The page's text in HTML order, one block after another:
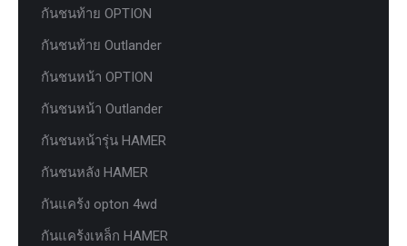
กันชนท้าย OPTION
กันชนท้าย Outlander
กันชนหน้า OPTION
กันชนหน้า Outlander
กันชนหน้ารุ่น HAMER
กันชนหลัง HAMER
กันแคร้ง opton 4wd
กันแคร้งเหล็ก HAMER